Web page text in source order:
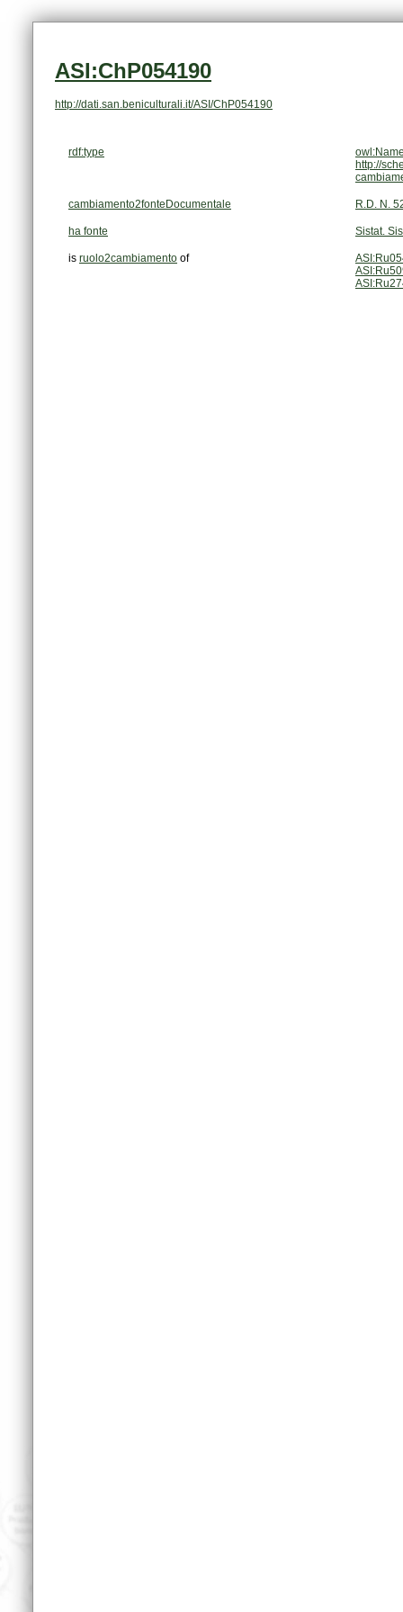
ASI:ChP054190
http://dati.san.beniculturali.it/ASI/ChP054190
rdf:type
http://
cambiamento2fonteDocumentale R.D. N.
ha fonte Sistat.
is ruolo2cambiamento of